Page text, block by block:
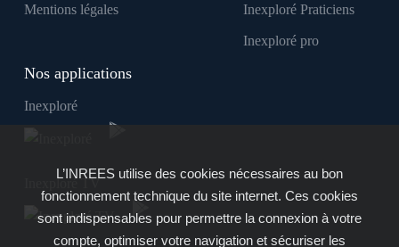
Mentions légales Inexploré Praticiens
Inexploré pro
Nos applications
Inexploré
Inexploré TV
L’INREES utilise des cookies nécessaires au bon
fonctionnement technique du site internet. Ces cookies
sont indispensables pour permettre la connexion à votre
compte, optimiser votre navigation et sécuriser les